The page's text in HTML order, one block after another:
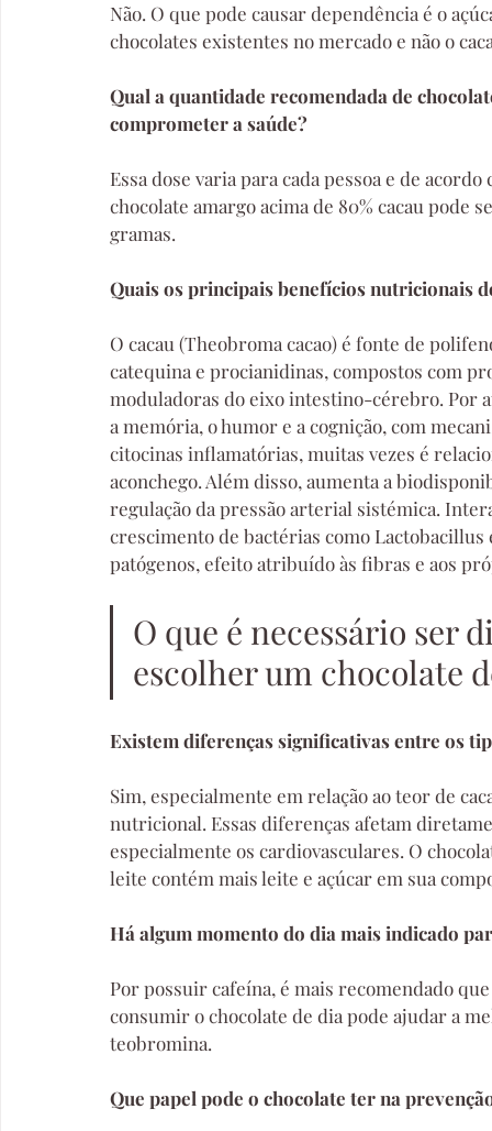
Não. O que pode causar dependência é o
chocolates existentes no mercado e não o
Qual a quantidade recomendada de
comprometer a saúde?
Essa dose varia para cada pessoa e de
chocolate amargo acima de 80% cacau
gramas.
Quais os principais benefícios nutricionais
O cacau (Theobroma cacao) é fonte de
catequina e procianidinas, compostos com
moduladoras do eixo intestino-cérebro. Por
a memória, o humor e a cognição, com
citocinas inflamatórias, muitas vezes é
aconchego. Além disso, aumenta a
regulação da pressão arterial sistémica.
crescimento de bactérias como
patógenos, efeito atribuído às fibras e aos
O que é necessário ser
escolher um chocolate
Existem diferenças significativas entre os
Sim, especialmente em relação ao teor de
nutricional. Essas diferenças afetam
especialmente os cardiovasculares. O
leite contém mais leite e açúcar em sua
Há algum momento do dia mais indicado
Por possuir cafeína, é mais recomendado
consumir o chocolate de dia pode ajudar a
teobromina.
Que papel pode o chocolate ter na